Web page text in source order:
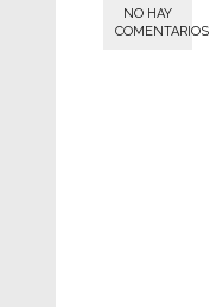
NO HAY
COMENTARIOS